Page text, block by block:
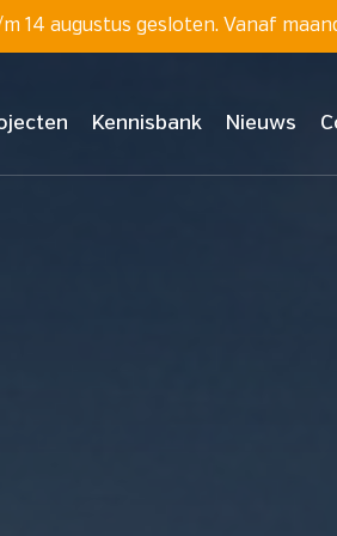
14 augustus gesloten. Vanaf
Kennisbank Nieuws